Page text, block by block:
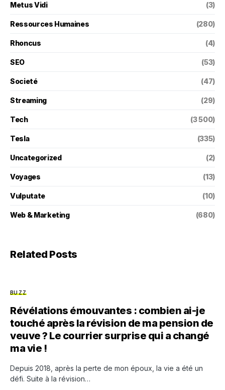
Metus Vidi (3)
Ressources Humaines (280)
Rhoncus (4)
SEO (53)
Societé (47)
Streaming (29)
Tech (3 500)
Tesla (335)
Uncategorized (2)
Voyages (13)
Vulputate (10)
Web & Marketing (680)
Related Posts
BUZZ
Révélations émouvantes : combien ai-je
touché après la révision de ma pension de
veuve ? Le courrier surprise qui a changé
ma vie !
Depuis 2018, après la perte de mon époux, la vie a été un
défi. Suite à la révision…